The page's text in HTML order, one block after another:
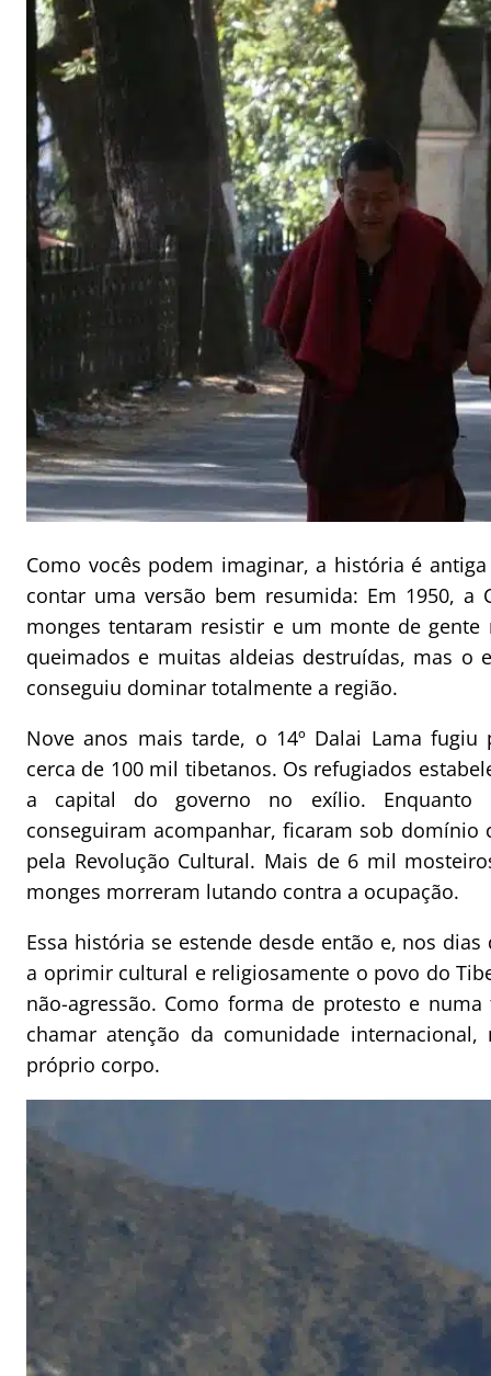
Como vocês podem imaginar, a história é
contar uma versão bem resumida: Em 1950, a
monges tentaram resistir e um monte de
queimados e muitas aldeias destruídas, mas o
conseguiu dominar totalmente a região.
Nove anos mais tarde, o 14º Dalai Lama
cerca de 100 mil tibetanos. Os refugiados
a capital do governo no exílio. Enquanto
conseguiram acompanhar, ficaram sob
pela Revolução Cultural. Mais de 6 mil
monges morreram lutando contra a ocupação.
Essa história se estende desde então e, nos
a oprimir cultural e religiosamente o povo do
não-agressão. Como forma de protesto e numa
chamar atenção da comunidade
próprio corpo.